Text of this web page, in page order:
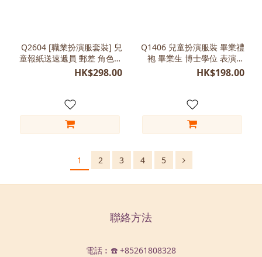
Q2604 [職業扮演服套裝] 兒
童報紙送速遞員 郵差 角色表
演做型
HK$298.00
Q1406 兒童扮演服裝 畢業禮
袍 畢業生 博士學位 表演服
裝
HK$198.00
1 2 3 4 5
聯絡方法
電話︰☎️ +85261808328